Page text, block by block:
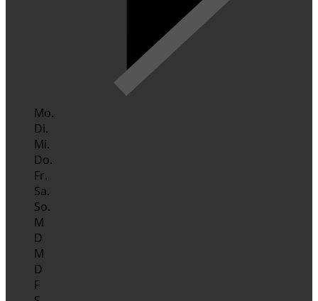
Mo.
Di.
Mi.
Do.
Fr.
Sa.
So.
M
D
M
D
F